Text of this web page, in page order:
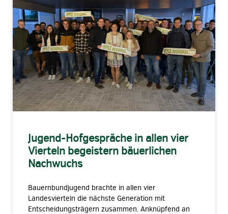
Jugend-Hofgespräche in allen vier
Vierteln begeistern bäuerlichen
Nachwuchs
Bauernbundjugend brachte in allen vier
Landesvierteln die nächste Generation mit
Entscheidungsträgern zusammen. Anknüpfend an